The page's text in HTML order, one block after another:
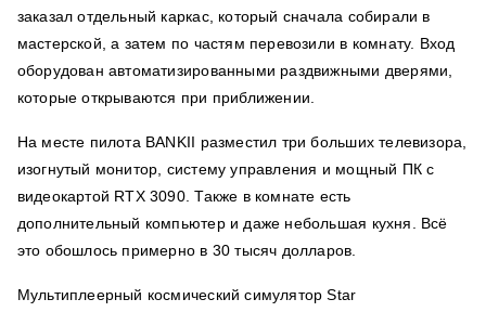
заказал отдельный каркас, который сначала собирали в
мастерской, а затем по частям перевозили в комнату. Вход
оборудован автоматизированными раздвижными дверями,
которые открываются при приближении.
На месте пилота BANKII разместил три больших телевизора,
изогнутый монитор, систему управления и мощный ПК с
видеокартой RTX 3090. Также в комнате есть
дополнительный компьютер и даже небольшая кухня. Всё
это обошлось примерно в 30 тысяч долларов.
Мультиплеерный космический симулятор Star